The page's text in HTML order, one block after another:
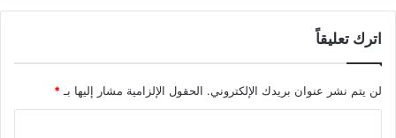
اترك تعليقاً
لن يتم نشر عنوان بريدك الإلكتروني. الحقول الإلزامية مشار إليها بـ*